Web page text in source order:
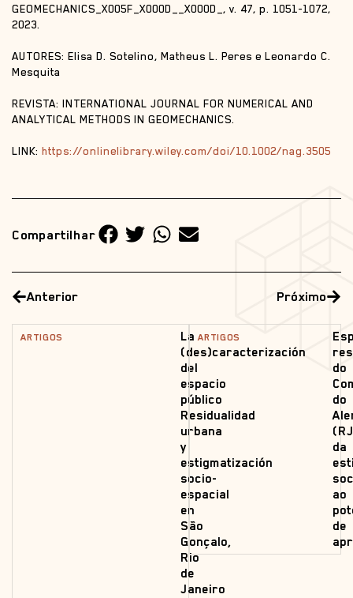
GEOMECHANICS_X005F_X000D__X000D_, v. 47, p. 1051-1072,
2023.
AUTORES: Elisa D. Sotelino, Matheus L. Peres e Leonardo C.
Mesquita
REVISTA: INTERNATIONAL JOURNAL FOR NUMERICAL AND
ANALYTICAL METHODS IN GEOMECHANICS.
LINK: https://onlinelibrary.wiley.com/doi/10.1002/nag.3505
Compartilhar
Anterior
ARTIGOS
La
(des)caracterización
del
espacio
público
Residualidad
urbana
y
estigmatización
socio-
espacial
en
São
Gonçalo,
Rio
de
Janeiro
Próximo
ARTIGOS
do
do
da
ao
de